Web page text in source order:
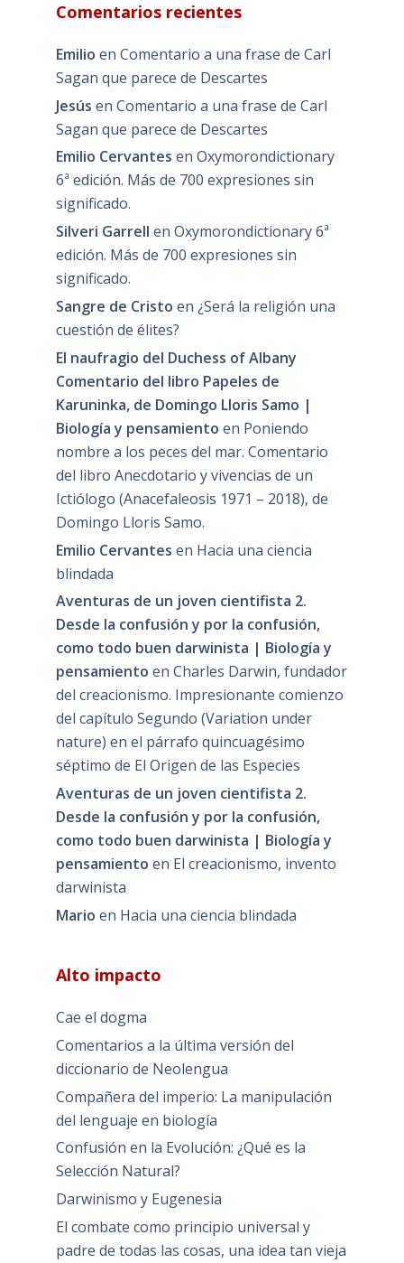
Comentarios recientes
Emilio en Comentario a una frase de Carl
Sagan que parece de Descartes
Jesús en Comentario a una frase de Carl
Sagan que parece de Descartes
Emilio Cervantes en Oxymorondictionary
6ª edición. Más de 700 expresiones sin
significado.
Silveri Garrell en Oxymorondictionary 6ª
edición. Más de 700 expresiones sin
significado.
Sangre de Cristo en ¿Será la religión una
cuestión de élites?
El naufragio del Duchess of Albany
Comentario del libro Papeles de
Karuninka, de Domingo Lloris Samo |
Biología y pensamiento en Poniendo
nombre a los peces del mar. Comentario
del libro Anecdotario y vivencias de un
Ictiólogo (Anacefaleosis 1971 – 2018), de
Domingo Lloris Samo.
Emilio Cervantes en Hacia una ciencia
blindada
Aventuras de un joven cientifista 2.
Desde la confusión y por la confusión,
como todo buen darwinista | Biología y
pensamiento en Charles Darwin, fundador
del creacionismo. Impresionante comienzo
del capítulo Segundo (Variation under
nature) en el párrafo quincuagésimo
séptimo de El Origen de las Especies
Aventuras de un joven cientifista 2.
Desde la confusión y por la confusión,
como todo buen darwinista | Biología y
pensamiento en El creacionismo, invento
darwinista
Mario en Hacia una ciencia blindada
Alto impacto
Cae el dogma
Comentarios a la última versión del
diccionario de Neolengua
Compañera del imperio: La manipulación
del lenguaje en biología
Confusión en la Evolución: ¿Qué es la
Selección Natural?
Darwinismo y Eugenesia
El combate como principio universal y
padre de todas las cosas, una idea tan vieja